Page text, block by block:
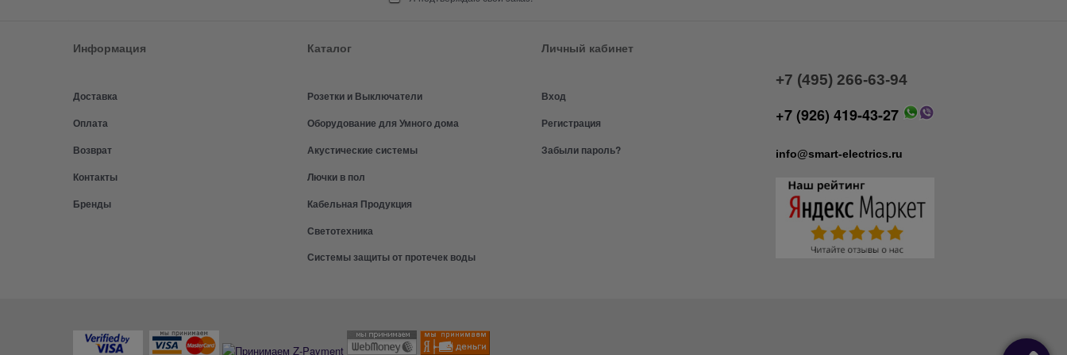
Информация
Доставка
Оплата
Возврат
Контакты
Бренды
Каталог
Розетки и Выключатели
Оборудование для Умного дома
Акустические системы
Лючки в пол
Кабельная Продукция
Светотехника
Системы защиты от протечек воды
Личный кабинет
Вход
Регистрация
Забыли пароль?
+7 (495) 266-63-94
+7 (926) 419-43-27
info@smart-electrics.ru